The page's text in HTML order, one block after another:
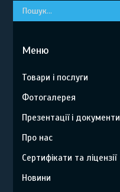
Товари і послуги
Фотогалерея
Презентації і документи
Про нас
Сертифікати та ліцензії
Новини